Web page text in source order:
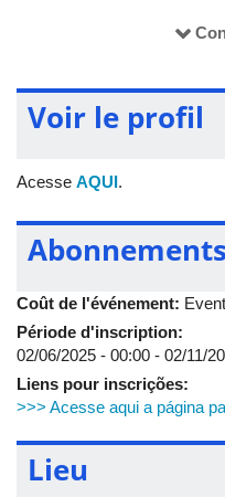
apresentação de trabalhos
acontece a 4ª Feira
Ambientais (Feagro).
(@sicaa_ufu).
Voir le profil
Acesse AQUI.
Abonnements
Coût de l'événement:
Période d'inscription:
02/06/2025 - 00:00 - 02/11/
Liens pour inscrições:
>>> Acesse aqui a página
Lieu